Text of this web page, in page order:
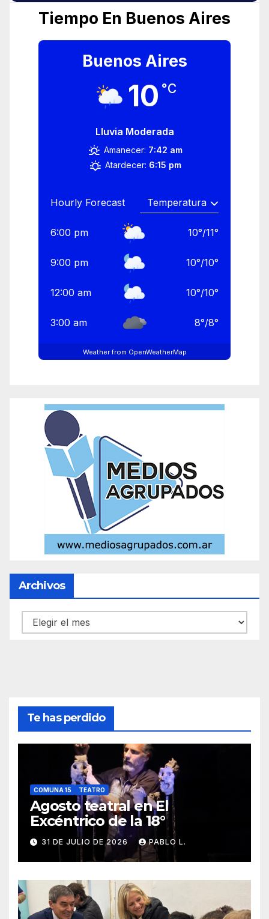
Tiempo En Buenos Aires
Buenos Aires
10 °C
Lluvia Moderada
Amanecer: 7:42 am
Atardecer: 6:15 pm
Hourly Forecast
6:00 pm 10°/11°
9:00 pm 10°/10°
12:00 am 10°/10°
3:00 am 8°/8°
Weather from OpenWeatherMap
Archivos
Archivos
Te has perdido
COMUNA 15 TEATRO
Agosto teatral en El
Excéntrico de la 18°
31 DE JULIO DE 2026 PABLO L.